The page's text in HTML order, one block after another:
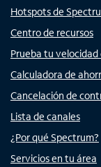
Hotspots de
Centro de recursos
Prueba tu
Calculadora de
Cancelación de
Lista de canales
¿Por qué Spectrum?
Servicios en tu área